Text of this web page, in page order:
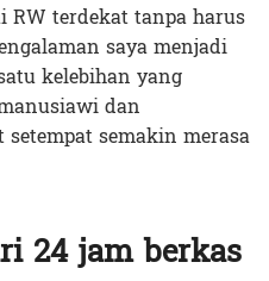
RW terdekat tanpa harus
saya menjadi
kelebihan yang
dan
semakin merasa
24 jam berkas